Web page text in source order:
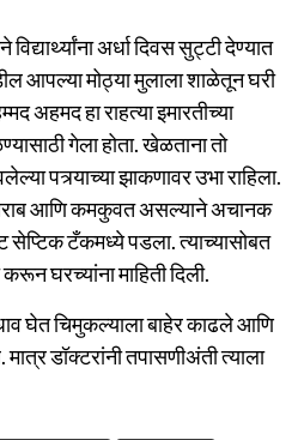
अर्धा दिवस सुट्टी देण्यात
आपल्या मोठ्या मुलाला शाळेतून घरी
अहमद हा राहत्या इमारतीच्या
गेला होता. खेळताना तो
पत्र्याच्या झाकणावर उभा राहिला.
आणि कमकुवत असल्याने अचानक
टँकमध्ये पडला. त्याच्यासोबत
घरच्यांना माहिती दिली.
घेत चिमुकल्याला बाहेर काढले आणि
डॉक्टरांनी तपासणीअंती त्याला